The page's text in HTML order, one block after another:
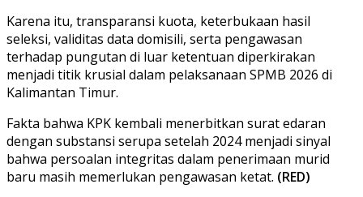
Karena itu, transparansi kuota, keterbukaan hasil
seleksi, validitas data domisili, serta pengawasan
terhadap pungutan di luar ketentuan diperkirakan
menjadi titik krusial dalam pelaksanaan SPMB 2026 di
Kalimantan Timur.
Fakta bahwa KPK kembali menerbitkan surat edaran
dengan substansi serupa setelah 2024 menjadi sinyal
bahwa persoalan integritas dalam penerimaan murid
baru masih memerlukan pengawasan ketat. (RED)